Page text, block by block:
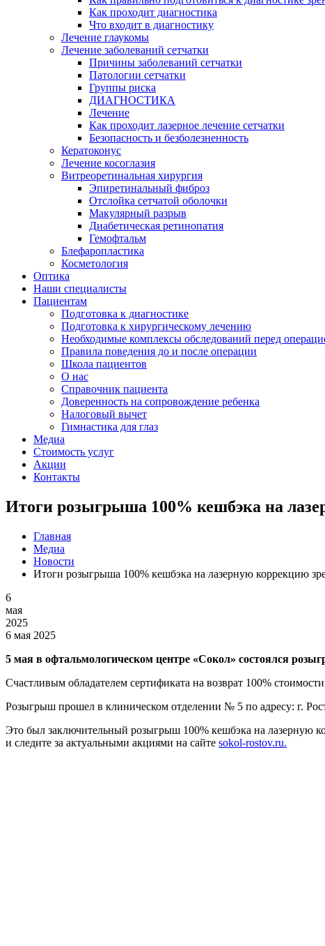
Как проходит диагностика
Что входит в диагностику
Лечение глаукомы
Лечение заболеваний сетчатки
Причины заболеваний сетчатки
Патологии сетчатки
Группы риска
ДИАГНОСТИКА
Лечение
Как проходит лазерное лечение сетчатки
Безопасность и безболезненность
Кератоконус
Лечение косоглазия
Витреоретинальная хирургия
Эпиретинальный фиброз
Отслойка сетчатой оболочки
Макулярный разрыв
Диабетическая ретинопатия
Гемофтальм
Блефаропластика
Косметология
Оптика
Наши специалисты
Пациентам
Подготовка к диагностике
Подготовка к хирургическому лечению
Необходимые комплексы обследований перед
Правила поведения до и после операции
Школа пациентов
О нас
Справочник пациента
Доверенность на сопровождение ребенка
Налоговый вычет
Гимнастика для глаз
Медиа
Стоимость услуг
Акции
Контакты
Итоги розыгрыша 100% кешбэка на
Главная
Медиа
Новости
Итоги розыгрыша 100% кешбэка на лазерную коррекцию
6
мая
2025
6 мая 2025
5 мая в офтальмологическом центре «Сокол» состоялся
Счастливым обладателем сертификата на возврат 100%
Розыгрыш прошел в клиническом отделении № 5 по адресу: г.
Это был заключительный розыгрыш 100% кешбэка на лазерную
и следите за актуальными акциями на сайте sokol-rostov.ru.